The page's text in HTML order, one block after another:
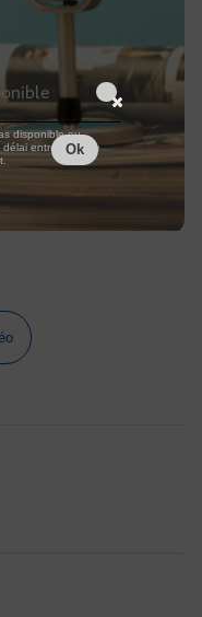
disponible ou
entre la fin de
Ok